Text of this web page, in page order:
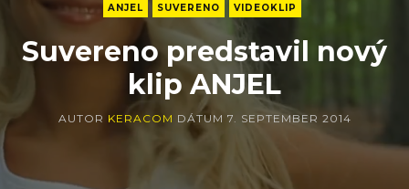
ANJEL SUVERENO VIDEOKLIP
Suvereno predstavil nový
klip ANJEL
AUTOR KERACOM DÁTUM 7. SEPTEMBER 2014